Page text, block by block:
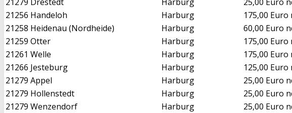
21256 Handeloh Harburg 175,00
21258 Heidenau (Nordheide) Harburg 60,00 Euro
21259 Otter Harburg 175,00
21261 Welle Harburg 175,00
21266 Jesteburg Harburg 125,00
21279 Appel Harburg 25,00 Euro
21279 Hollenstedt Harburg 25,00 Euro
21279 Wenzendorf Harburg 25,00 Euro